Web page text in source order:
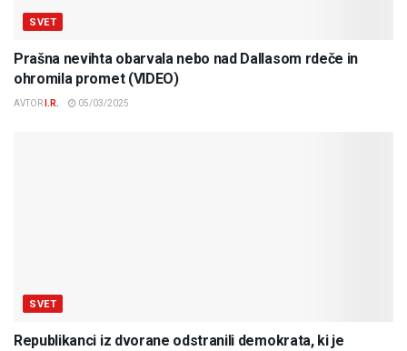
SVET
Prašna nevihta obarvala nebo nad Dallasom rdeče in
ohromila promet (VIDEO)
AVTOR I.R. 05/03/2025
SVET
Republikanci iz dvorane odstranili demokrata, ki je